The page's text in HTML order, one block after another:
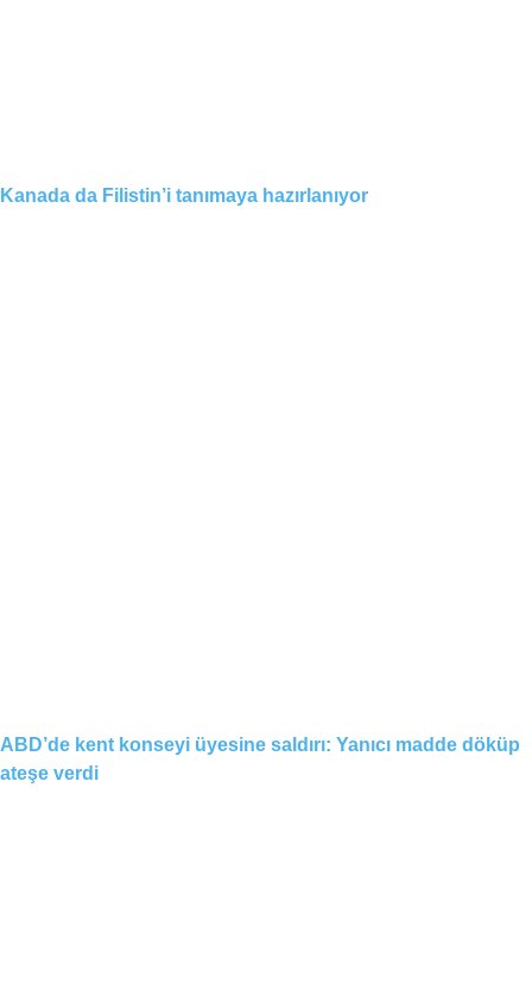
Kanada da Filistin’i tanımaya hazırlanıyor
ABD’de kent konseyi üyesine saldırı: Yanıcı madde döküp
ateşe verdi